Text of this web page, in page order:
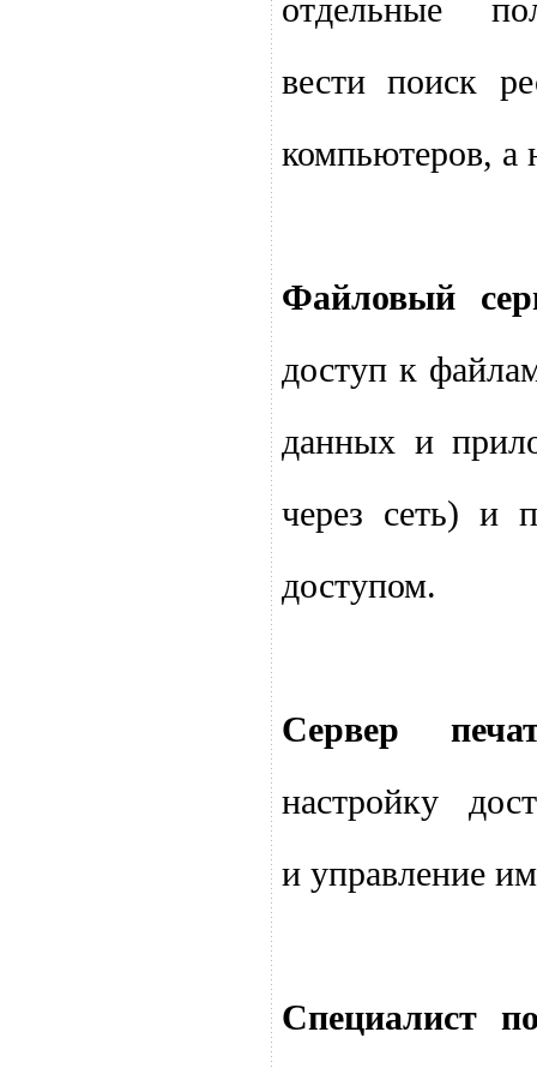
отдельные
вести поиск
компьютеров, а
Файловый
доступ к
данных и
через сеть) и
доступом.
Сервер
настройку
и управление
Специалист